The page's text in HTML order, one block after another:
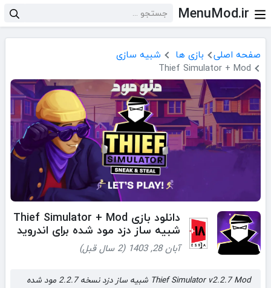
MenuMod.ir
صفحه اصلی بازی ها
شبیه سازی
Thief Simulator + Mod
دانلود بازی Thief Simulator + Mod
شبیه ساز دزد مود شده برای اندروید
آبان 28, 1403 (2 سال قبل)
Thief Simulator v2.2.7 Mod شبیه ساز دزد نسخه 2.2.7 مود شده